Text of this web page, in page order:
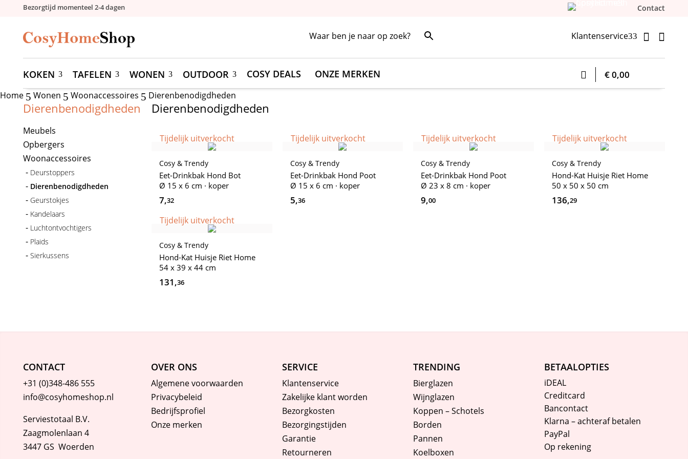
Bezorgtijd momenteel 2-4 dagen Contact


Klantenservice 3
KOKEN TAFELEN WONEN OUTDOOR COSY DEALS ONZE MERKEN € 0,00
Home 5 Wonen 5 Woonaccessoires 5 Dierenbenodigdheden
Dierenbenodigdheden
Meubels
Opbergers
Woonaccessoires
Deurstoppers
Dierenbenodigdheden
Geurstokjes
Kandelaars
Luchtontvochtigers
Plaids
Sierkussens
Dierenbenodigdheden
Tijdelijk uitverkocht
Cosy & Trendy
Eet-Drinkbak Hond Bot
Ø 15 x 6 cm · koper
7,32
Tijdelijk uitverkocht
Cosy & Trendy
Eet-Drinkbak Hond Poot
Ø 15 x 6 cm · koper
5,36
Tijdelijk uitverkocht
Cosy & Trendy
Eet-Drinkbak Hond Poot
Ø 23 x 8 cm · koper
9,00
Tijdelijk uitverkocht
Cosy & Trendy
Hond-Kat Huisje Riet Home
50 x 50 x 50 cm
136,29
Tijdelijk uitverkocht
Cosy & Trendy
Hond-Kat Huisje Riet Home
54 x 39 x 44 cm
131,36
CONTACT
+31 (0)348-486 555
info@cosyhomeshop.nl
Serviestotaal B.V.
Zaagmolenlaan 4
3447 GS Woerden
OVER ONS
Algemene voorwaarden
Privacybeleid
Bedrijfsprofiel
Onze merken
SERVICE
Klantenservice
Zakelijke klant worden
Bezorgkosten
Bezorgingstijden
Garantie
Retourneren
TRENDING
Bierglazen
Wijnglazen
Koppen – Schotels
Borden
Pannen
Koelboxen
BETAALOPTIES
iDEAL
Creditcard
Bancontact
Klarna – achteraf betalen
PayPal
Op rekening